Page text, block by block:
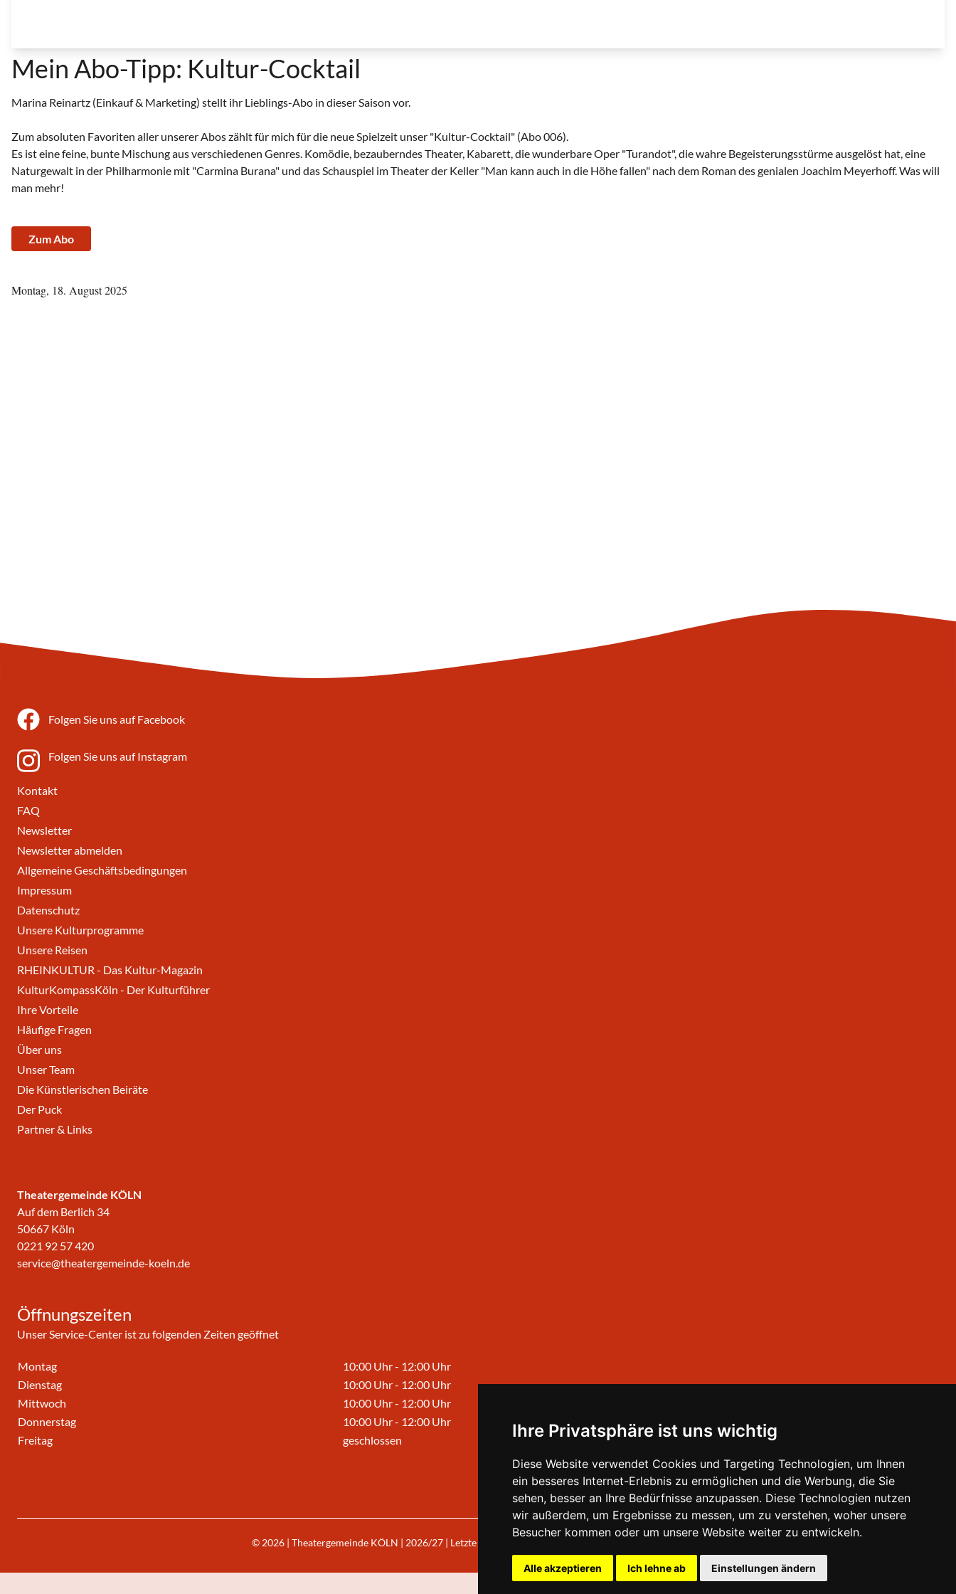
Ihre Privatsphäre ist uns wichtig
Diese Website verwendet Cookies und Targeting Technologien, um Ihnen
ein besseres Internet-Erlebnis zu ermöglichen und die Werbung, die Sie
sehen, besser an Ihre Bedürfnisse anzupassen. Diese Technologien nutzen
wir außerdem, um Ergebnisse zu messen, um zu verstehen, woher unsere
Besucher kommen oder um unsere Website weiter zu entwickeln.
Alle akzeptieren Ich lehne ab Einstellungen ändern
Mein Abo-Tipp: Kultur-Cocktail
Marina Reinartz (Einkauf & Marketing) stellt ihr Lieblings-Abo in dieser Saison vor.
Zum absoluten Favoriten aller unserer Abos zählt für mich für die neue Spielzeit unser "Kultur-Cocktail" (Abo 006).
Es ist eine feine, bunte Mischung aus verschiedenen Genres. Komödie, bezauberndes Theater, Kabarett, die wunderbare Oper "Turandot", die wahre Begeisterungsstürme ausgelöst hat, eine
Naturgewalt in der Philharmonie mit "Carmina Burana" und das Schauspiel im Theater der Keller "Man kann auch in die Höhe fallen" nach dem Roman des genialen Joachim Meyerhoff. Was will
man mehr!
Zum Abo
Montag, 18. August 2025
Folgen Sie uns auf Facebook
Folgen Sie uns auf Instagram
Kontakt
FAQ
Newsletter
Newsletter abmelden
Allgemeine Geschäftsbedingungen
Impressum
Datenschutz
Unsere Kulturprogramme
Unsere Reisen
RHEINKULTUR - Das Kultur-Magazin
KulturKompassKöln - Der Kulturführer
Ihre Vorteile
Häufige Fragen
Über uns
Unser Team
Die Künstlerischen Beiräte
Der Puck
Partner & Links
Theatergemeinde KÖLN
Auf dem Berlich 34
50667 Köln
0221 92 57 420
service@theatergemeinde-koeln.de
Öffnungszeiten
Unser Service-Center ist zu folgenden Zeiten geöffnet
Montag
10:00 Uhr - 12:00 Uhr
Dienstag
10:00 Uhr - 12:00 Uhr
Mittwoch
10:00 Uhr - 12:00 Uhr
Donnerstag
10:00 Uhr - 12:00 Uhr
Freitag
geschlossen
© 2026 | Theatergemeinde KÖLN | 2026/27 | Letzte Aktualisierung: Freitag, 07. August 2026, 15:30 Uhr